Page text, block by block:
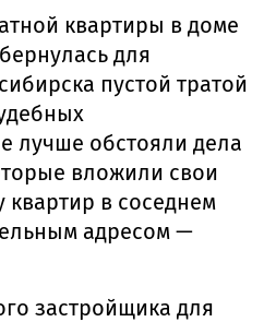
квартиры в доме
для
пустой тратой
лучше обстояли дела
вложили свои
квартир в соседнем
адресом —
застройщика для